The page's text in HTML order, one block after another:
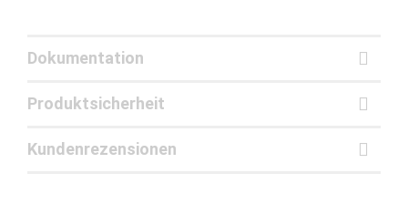
Dokumentation
Produktsicherheit
Kundenrezensionen